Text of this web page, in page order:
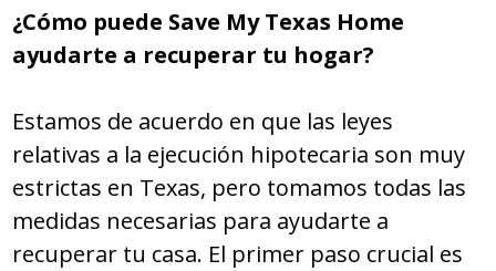
¿Cómo puede Save My Texas Home
ayudarte a recuperar tu hogar?
Estamos de acuerdo en que las leyes
relativas a la ejecución hipotecaria son muy
estrictas en Texas, pero tomamos todas las
medidas necesarias para ayudarte a
recuperar tu casa. El primer paso crucial es